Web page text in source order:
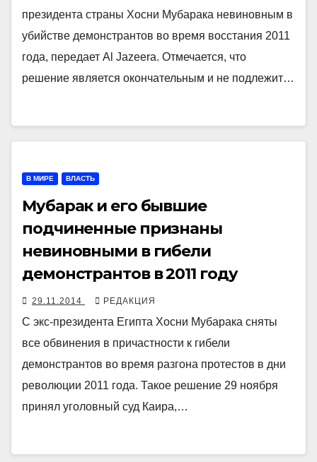
президента страны Хосни Мубарака невиновным в
убийстве демонстрантов во время восстания 2011
года, передает Al Jazeera. Отмечается, что
решение является окончательным и не подлежит…
В МИРЕ ВЛАСТЬ
Мубарак и его бывшие
подчиненные признаны
невиновными в гибели
демонстрантов в 2011 году
29.11.2014 РЕДАКЦИЯ
С экс-президента Египта Хосни Мубарака сняты
все обвинения в причастности к гибели
демонстрантов во время разгона протестов в дни
революции 2011 года. Такое решение 29 ноября
принял уголовный суд Каира,…